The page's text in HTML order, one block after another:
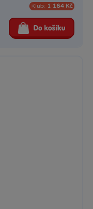
Klub: 1 164 Kč
Do košíku